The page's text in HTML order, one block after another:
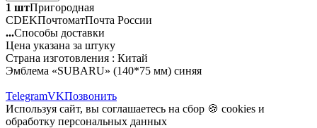
1 штПригородная
CDEKПочтоматПочта России
...Способы доставки
Цена указана за штуку
Страна изготовления : Китай
Эмблема «SUBARU» (140*75 мм) синяя
TelegramVKПозвонить
Используя сайт, вы соглашаетесь на сбор 🍪 cookies и
обработку персональных данных